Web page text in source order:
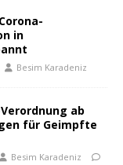
in
Besim Karadeniz
ab
für Geimpfte
Besim Karadeniz